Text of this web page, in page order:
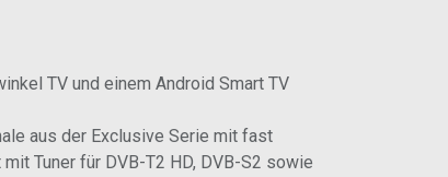
TV und einem Android Smart TV
aus der Exclusive Serie mit fast
Tuner für DVB-T2 HD, DVB-S2 sowie